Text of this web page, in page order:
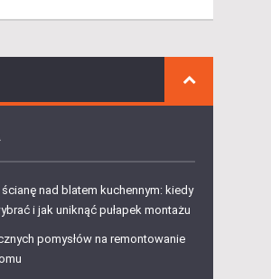
nad blatem kuchennym: kiedy
i jak uniknąć pułapek montażu
pomysłów na remontowanie